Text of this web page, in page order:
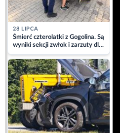
28 LIPCA
Śmierć czterolatki z Gogolina. Są
wyniki sekcji zwłok i zarzuty dla
matki